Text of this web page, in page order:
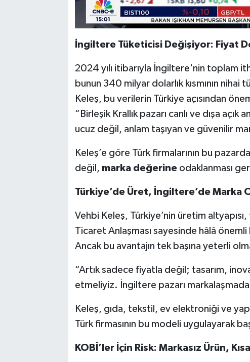
İngiltere Tüketicisi Değişiyor: Fiyat
2024 yılı itibarıyla İngiltere'nin toplam
bunun 340 milyar dolarlık kısmının
Keleş, bu verilerin Türkiye açısından
“Birleşik Krallık pazarı canlı ve dışa
ucuz değil, anlam taşıyan ve güvenilir
Keleş’e göre Türk firmalarının bu
değil, marka değerineodaklanması
Türkiye’de Üret, İngiltere’de Marka
Vehbi Keleş, Türkiye’nin üretim
Ticaret Anlaşması sayesinde hâlâ
Ancak bu avantajın tek başına yeterli
“Artık sadece fiyatla değil; tasarım,
etmeliyiz. İngiltere pazarı
Keleş, gıda, tekstil, ev elektroniği ve
Türk firmasının bu modeli uygulayarak
KOBİ’ler İçin Risk: Markasız Ürün,